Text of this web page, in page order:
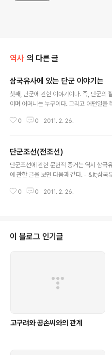
역사 의 다른 글
삼국유사에 있는 단군 이야기는
첫째, 단군에 관한 이야기이다. 즉, 단군의
이며 어머니는 누구이다. 그리고 어떤일을
용하고 있다
0 0 2011. 2. 26.
단군조선(전조선)
단군조선에 관한 문헌적 증거는 역시 삼국
에 관한 글을 보면 다음과 같다. - &lt;삼
王儉)이 계셔 아사달(阿斯達)―경(經)에
0 0 2011. 2. 26.
이 블로그 인기글
고구려와 공손씨와의 관계